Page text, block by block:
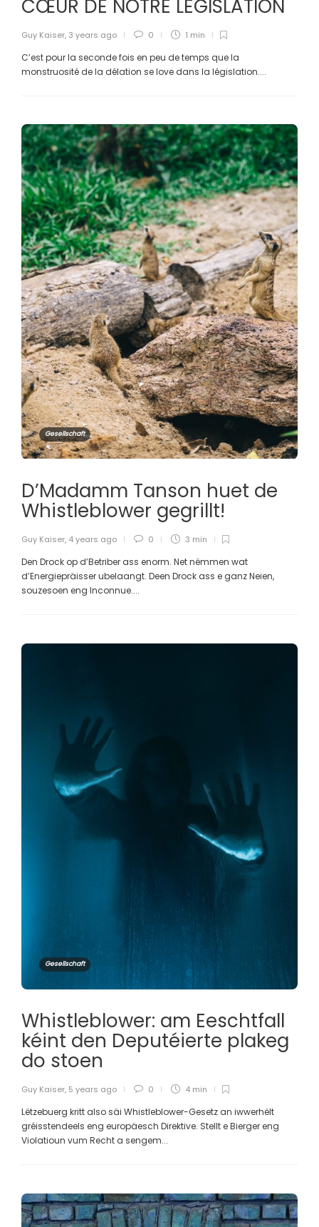
CŒUR DE NOTRE LÉGISLATION
Guy Kaiser, 3 years ago 0 1 min
C’est pour la seconde fois en peu de temps que la
monstruosité de la délation se love dans la législation....
Gesellschaft
D’Madamm Tanson huet de
Whistleblower gegrillt!
Guy Kaiser, 4 years ago 0 3 min
Den Drock op d’Betriber ass enorm. Net nëmmen wat
d’Energiepräisser ubelaangt. Deen Drock ass e ganz Neien,
souzesoen eng Inconnue....
Gesellschaft
Whistleblower: am Eeschtfall
kéint den Deputéierte plakeg
do stoen
Guy Kaiser, 5 years ago 0 4 min
Lëtzebuerg kritt also säi Whistleblower-Gesetz an iwwerhëlt
gréisstendeels eng europäesch Direktive. Stellt e Bierger eng
Violatioun vum Recht a sengem...